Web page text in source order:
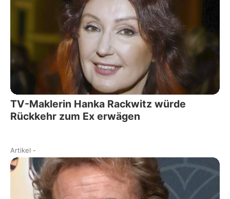
TV-Maklerin Hanka Rackwitz würde
Rückkehr zum Ex erwägen
Artikel -